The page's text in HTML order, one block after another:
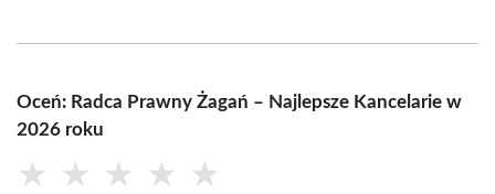
Oceń: Radca Prawny Żagań – Najlepsze Kancelarie w
2026 roku
★ ★ ★ ★ ★